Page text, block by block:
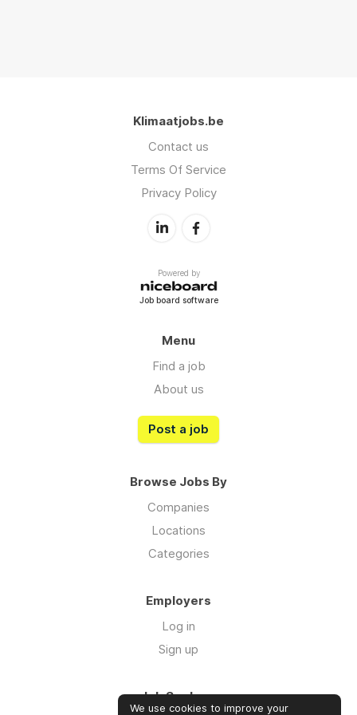
Klimaatjobs.be
Contact us
Terms Of Service
Privacy Policy
Powered by
Job board software
Menu
Find a job
About us
Post a job
Browse Jobs By
Companies
Locations
Categories
Employers
Log in
Sign up
Job Seekers
We use cookies to improve your